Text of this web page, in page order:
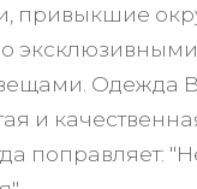
привыкшие
эксклюзивными
Одежда
и
поправляет: